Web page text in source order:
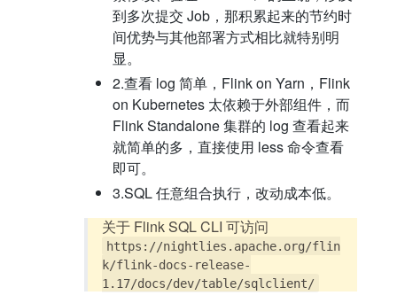
到多次提交 Job，那积累起来的节约时
间优势与其他部署方式相比就特别明
显。
2.查看 log 简单，Flink on Yarn，Flink
on Kubernetes 太依赖于外部组件，而
Flink Standalone 集群的 log 查看起来
就简单的多，直接使用 less 命令查看
即可。
3.SQL 任意组合执行，改动成本低。
关于 Flink SQL CLI 可访问
https://nightlies.apache.org/flin
k/flink-docs-release-
1.17/docs/dev/table/sqlclient/